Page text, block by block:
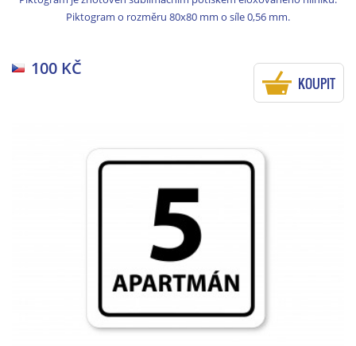
Piktogram o rozměru 80x80 mm o síle 0,56 mm.
100 KČ
KOUPIT